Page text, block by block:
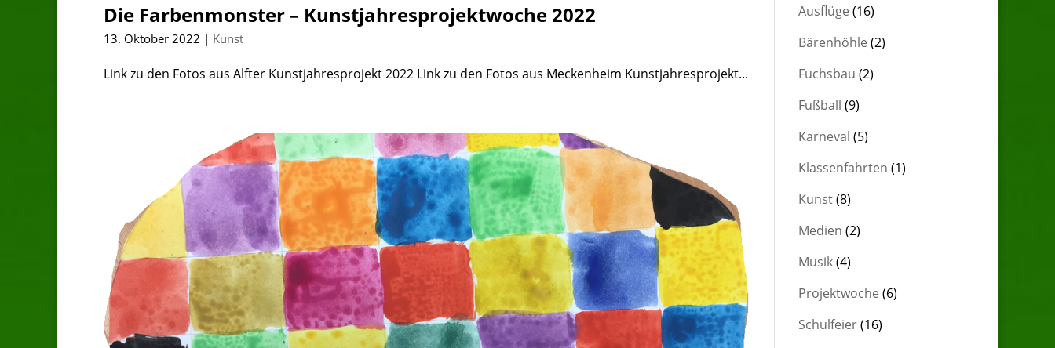
Die Farbenmonster – Kunstjahresprojektwoche 2022
13. Oktober 2022 | Kunst
Link zu den Fotos aus Alfter Kunstjahresprojekt 2022 Link zu den Fotos aus Meckenheim Kunstjahresprojekt...
Ausflüge (16)
Bärenhöhle (2)
Fuchsbau (2)
Fußball (9)
Karneval (5)
Klassenfahrten (1)
Kunst(8)
Medien (2)
Musik(4)
Projektwoche (6)
Schulfeier(16)